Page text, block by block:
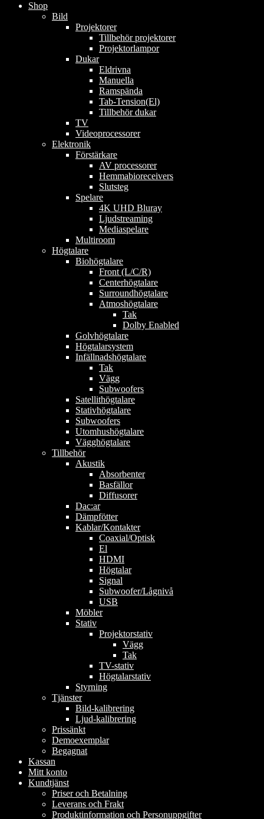
Shop
Bild
Projektorer
Tillbehör projektorer
Projektorlampor
Dukar
Eldrivna
Manuella
Ramspända
Tab-Tension(El)
Tillbehör dukar
TV
Videoprocessorer
Elektronik
Förstärkare
AV processorer
Hemmabioreceivers
Slutsteg
Spelare
4K UHD Bluray
Ljudstreaming
Mediaspelare
Multiroom
Högtalare
Biohögtalare
Front (L/C/R)
Centerhögtalare
Surroundhögtalare
Atmoshögtalare
Tak
Dolby Enabled
Golvhögtalare
Högtalarsystem
Infällnadshögtalare
Tak
Vägg
Subwoofers
Satellithögtalare
Stativhögtalare
Subwoofers
Utomhushögtalare
Vägghögtalare
Tillbehör
Akustik
Absorbenter
Basfällor
Diffusorer
Dac:ar
Dämpfötter
Kablar/Kontakter
Coaxial/Optisk
El
HDMI
Högtalar
Signal
Subwoofer/Lågnivå
USB
Möbler
Stativ
Projektorstativ
Vägg
Tak
TV-stativ
Högtalarstativ
Styrning
Tjänster
Bild-kalibrering
Ljud-kalibrering
Prissänkt
Demoexemplar
Begagnat
Kassan
Mitt konto
Kundtjänst
Priser och Betalning
Leverans och Frakt
Produktinformation och Personuppgifter